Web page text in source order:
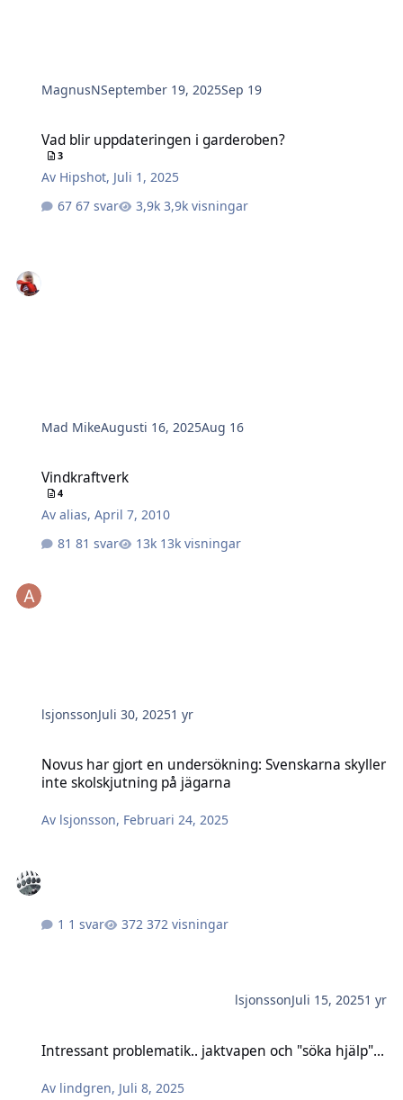
MagnusNSeptember 19, 2025Sep 19
Vad blir uppdateringen i garderoben?
3
Av Hipshot, Juli 1, 2025
67 svar
3,9k visningar
Mad MikeAugusti 16, 2025Aug 16
Vindkraftverk
4
Avalias,April 7, 2010
81 svar
13k visningar
lsjonssonJuli 30, 20251 yr
Novus har gjort en undersökning: Svenskarna skyller
inte skolskjutning på jägarna
Av lsjonsson, Februari 24, 2025
1 svar 372 visningar
lsjonssonJuli 15, 20251 yr
Intressant problematik.. jaktvapen och "söka hjälp"...
Av lindgren, Juli 8, 2025